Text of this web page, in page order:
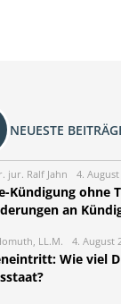
NEUESTE
jur. Ralf Jahn 4. August
Kündigung ohne
an
LL.M. 4. August
Wie viel